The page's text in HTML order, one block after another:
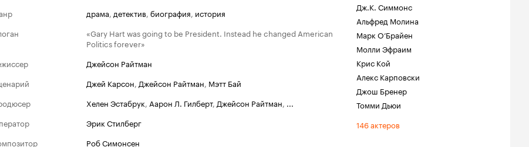
драма, детектив, биография, история
«Gary Hart was going to be President. Instead he changed American
Politics forever»
Джейсон Райтман
Джей Карсон, Джейсон Райтман, Мэтт Бай
Хелен Эстабрук, Аарон Л. Гилберт, Джейсон Райтман, ...
Эрик Стилберг
Роб Симонсен
Дж.К. Симмонс
Альфред Молина
Марк О’Брайен
Молли Эфраим
Крис Кой
Алекс Карповски
Джош Бренер
Томми Дьюи
146 актеров